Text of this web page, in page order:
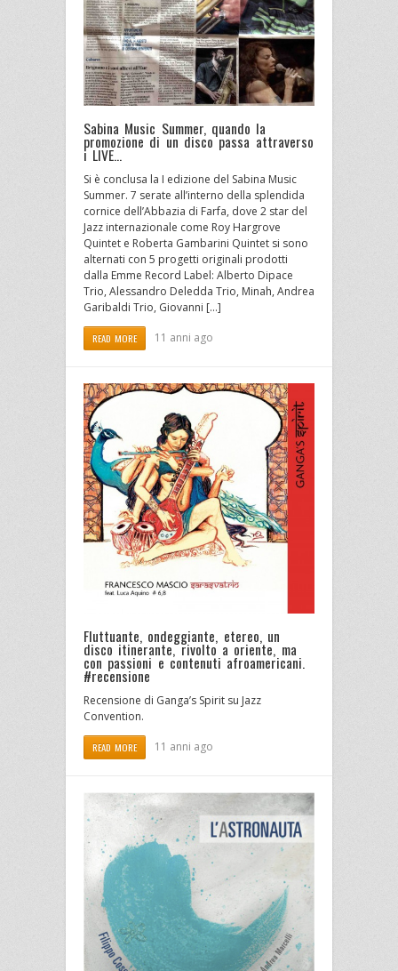
Sabina Music Summer, quando la
promozione di un disco passa attraverso
i LIVE…
Si è conclusa la I edizione del Sabina Music
Summer. 7 serate all’interno della splendida
cornice dell’Abbazia di Farfa, dove 2 star del
Jazz internazionale come Roy Hargrove
Quintet e Roberta Gambarini Quintet si sono
alternati con 5 progetti originali prodotti
dalla Emme Record Label: Alberto Dipace
Trio, Alessandro Deledda Trio, Minah, Andrea
Garibaldi Trio, Giovanni […]
READ MORE 11 anni ago
Fluttuante, ondeggiante, etereo, un
disco itinerante, rivolto a oriente, ma
con passioni e contenuti afroamericani.
#recensione
Recensione di Ganga’s Spirit su Jazz
Convention.
READ MORE 11 anni ago